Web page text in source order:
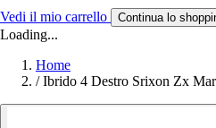
Vedi il mio carrello Continua lo
Loading...
Home
/ Ibrido 4 Destro Srixon Zx